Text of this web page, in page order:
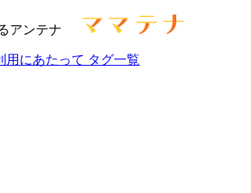
アンテナ
用にあたって タグ一覧